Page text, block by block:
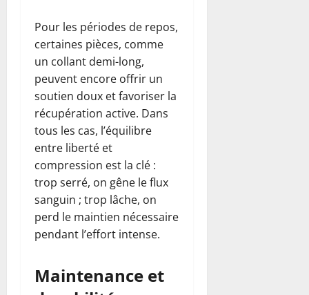
Pour les périodes de repos,
certaines pièces, comme
un collant demi-long,
peuvent encore offrir un
soutien doux et favoriser la
récupération active. Dans
tous les cas, l’équilibre
entre liberté et
compression est la clé :
trop serré, on gêne le flux
sanguin ; trop lâche, on
perd le maintien nécessaire
pendant l’effort intense.
Maintenance et